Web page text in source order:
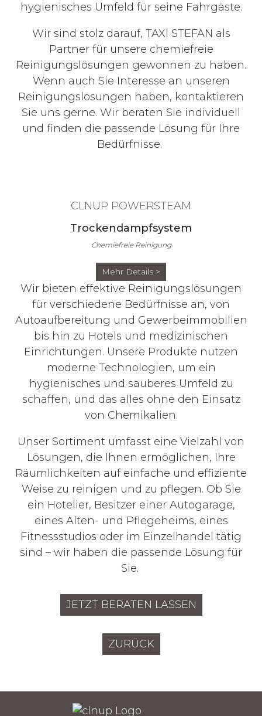
hygienisches Umfeld für seine Fahrgäste.
Wir sind stolz darauf, TAXI STEFAN als
Partner für unsere chemiefreie
Reinigungslösungen gewonnen zu haben.
Wenn auch Sie Interesse an unseren
Reinigungslösungen haben, kontaktieren
Sie uns gerne. Wir beraten Sie individuell
und finden die passende Lösung für Ihre
Bedürfnisse.
CLNUP POWERSTEAM
Trockendampfsystem
Chemiefreie Reinigung
Mehr Details >
Wir bieten effektive Reinigungslösungen
für verschiedene Bedürfnisse an, von
Autoaufbereitung und Gewerbeimmobilien
bis hin zu Hotels und medizinischen
Einrichtungen. Unsere Produkte nutzen
moderne Technologien, um ein
hygienisches und sauberes Umfeld zu
schaffen, und das alles ohne den Einsatz
von Chemikalien.
Unser Sortiment umfasst eine Vielzahl von
Lösungen, die Ihnen ermöglichen, Ihre
Räumlichkeiten auf einfache und effiziente
Weise zu reinigen und zu pflegen. Ob Sie
ein Hotelier, Besitzer einer Autogarage,
eines Alten- und Pflegeheims, eines
Fitnessstudios oder im Einzelhandel tätig
sind – wir haben die passende Lösung für
Sie.
JETZT BERATEN LASSEN
ZURÜCK